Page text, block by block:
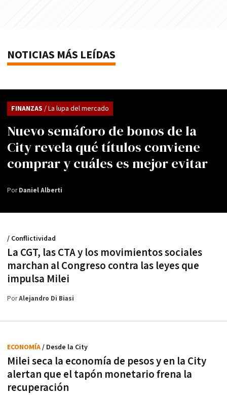
NOTICIAS MÁS LEÍDAS
Nuevo semáforo de bonos de la
City revela qué títulos conviene
comprar y cuáles es mejor evitar
FINANZAS / La lupa del mercado
PorDaniel Alberti
La CGT, las CTA y los movimientos sociales
marchan al Congreso contra las leyes que
impulsa Milei
/ Conflictividad
PorAlejandro Di Biasi
Milei seca la economía de pesos y en la City
alertan que el tapón monetario frena la
recuperación
ECONOMÍA/ Desde la City